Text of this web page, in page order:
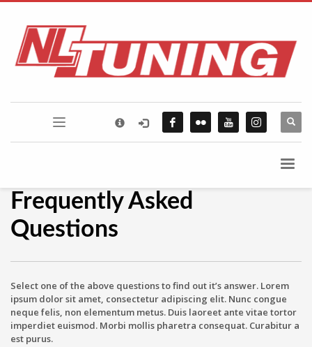
FLICKR PHOTOSTREAM
Frequently Asked
Questions
Select one of the above questions to find out it’s answer. Lorem
ipsum dolor sit amet, consectetur adipiscing elit. Nunc congue
neque felis, non elementum metus. Duis laoreet ante vitae tortor
imperdiet euismod. Morbi mollis pharetra consequat. Curabitur a
est purus.